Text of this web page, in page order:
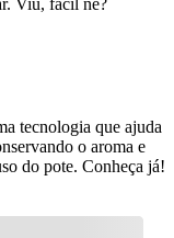
Viu, fácil né?
tecnologia que ajuda
o aroma e
do pote. Conheça já!